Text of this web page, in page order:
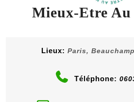
Mieux-Etre
Lieux: Paris,
Téléphone: